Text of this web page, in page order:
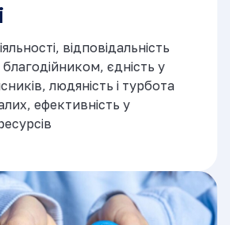
відповідальність
єдність у
людяність і турбота
ефективність у